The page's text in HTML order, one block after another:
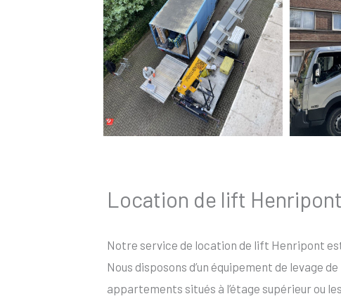
Location de lift
Notre service de location de lift Henripont
Nous disposons d’un équipement de levage
appartements situés à l’étage supérieur ou